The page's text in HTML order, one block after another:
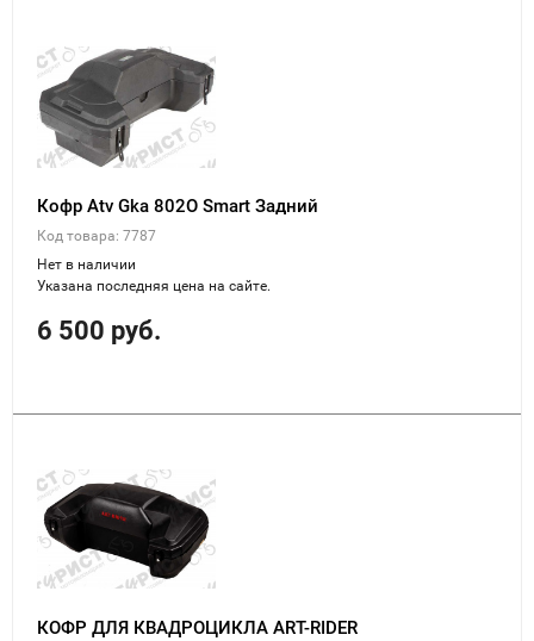
Кофр Atv Gka 802О Smart Задний
Код товара: 7787
Нет в наличии
Указана последняя цена на сайте.
6 500 руб.
КОФР ДЛЯ КВАДРОЦИКЛА ART-RIDER